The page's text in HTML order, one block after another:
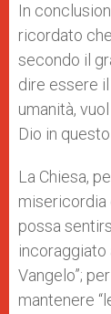
In
ricordato
secondo il
dire essere
umanità,
Dio in
La Chiesa,
misericordia
possa
incoraggiato
Vangelo”;
mantenere